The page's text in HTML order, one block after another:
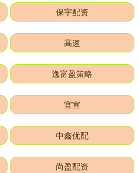
保宇配资
高速
逸富盈策略
官宣
中鑫优配
尚盈配资